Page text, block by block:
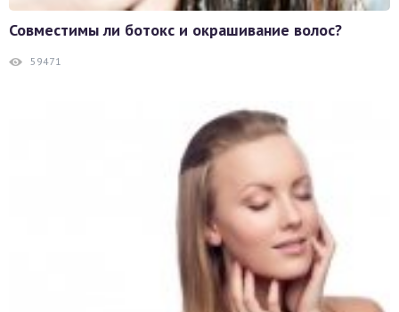
Совместимы ли ботокс и окрашивание волос?
59471